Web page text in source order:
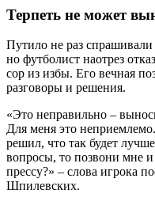
Терпеть не может
Путило не раз
но футболист наотрез
сор из избы. Его вечная
разговоры и решения.
«Это неправильно –
Для меня это
решил, что так будет
вопросы, то позвони мне и
прессу?» – слова игрока
Шпилевских.